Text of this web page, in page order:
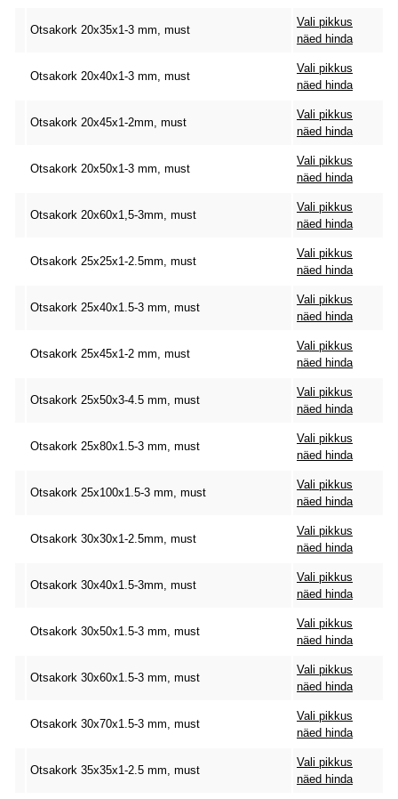
Otsakork 20x35x1-3 mm, must
Vali pikkus
näed hinda
Otsakork 20x40x1-3 mm, must
Vali pikkus
näed hinda
Otsakork 20x45x1-2mm, must
Vali pikkus
näed hinda
Otsakork 20x50x1-3 mm, must
Vali pikkus
näed hinda
Otsakork 20x60x1,5-3mm, must
Vali pikkus
näed hinda
Otsakork 25x25x1-2.5mm, must
Vali pikkus
näed hinda
Otsakork 25x40x1.5-3 mm, must
Vali pikkus
näed hinda
Otsakork 25x45x1-2 mm, must
Vali pikkus
näed hinda
Otsakork 25x50x3-4.5 mm, must
Vali pikkus
näed hinda
Otsakork 25x80x1.5-3 mm, must
Vali pikkus
näed hinda
Otsakork 25x100x1.5-3 mm, must
Vali pikkus
näed hinda
Otsakork 30x30x1-2.5mm, must
Vali pikkus
näed hinda
Otsakork 30x40x1.5-3mm, must
Vali pikkus
näed hinda
Otsakork 30x50x1.5-3 mm, must
Vali pikkus
näed hinda
Otsakork 30x60x1.5-3 mm, must
Vali pikkus
näed hinda
Otsakork 30x70x1.5-3 mm, must
Vali pikkus
näed hinda
Otsakork 35x35x1-2.5 mm, must
Vali pikkus
näed hinda